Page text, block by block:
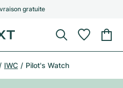
gratuite
IWC Pilot's Watch